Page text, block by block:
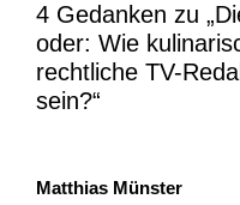
4 Gedanken zu
oder: Wie
rechtliche TV-
sein?“
Matthias Münster